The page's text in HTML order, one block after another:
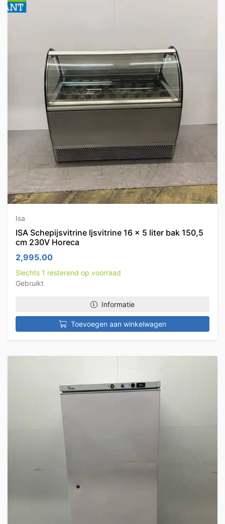
Isa
ISA Schepijsvitrine Ijsvitrine 16 x 5 liter bak 150,5
cm 230V Horeca
2,995.00
Slechts 1 resterend op voorraad
Gebruikt
Informatie
Toevoegen aan winkelwagen